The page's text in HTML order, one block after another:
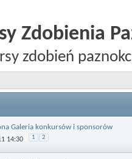
Zdobienia
zdobień
Galeria konkursów i sponsorów
14:30 1 2